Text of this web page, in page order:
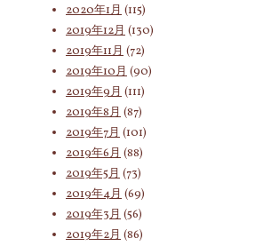
2020年1月 (115)
2019年12月 (130)
2019年11月 (72)
2019年10月 (90)
2019年9月 (111)
2019年8月 (87)
2019年7月 (101)
2019年6月 (88)
2019年5月 (73)
2019年4月 (69)
2019年3月 (56)
2019年2月 (86)